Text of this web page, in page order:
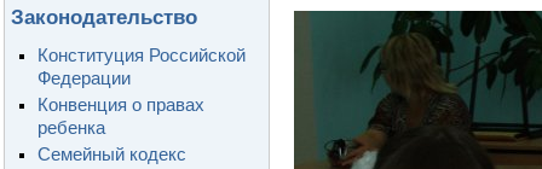
Законодательство
Конституция Российской
Федерации
Конвенция о правах
ребенка
Семейный кодекс